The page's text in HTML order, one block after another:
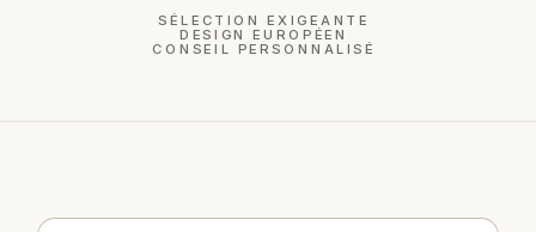
SÉLECTION EXIGEANTE
DESIGN EUROPÉEN
CONSEIL PERSONNALISÉ